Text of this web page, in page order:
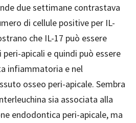
due settimane contrastava
di cellule positive per IL-
che IL-17 può essere
apicali e quindi può essere
infiammatoria e nel
osseo peri-apicale. Sembra
sia associata alla
endodontica peri-apicale, ma